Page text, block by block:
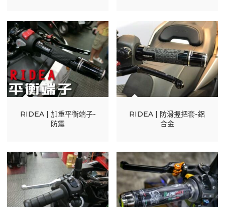
RIDEA | 加重平衡端子-
防震
RIDEA | 防滑握把套-鋁
合金